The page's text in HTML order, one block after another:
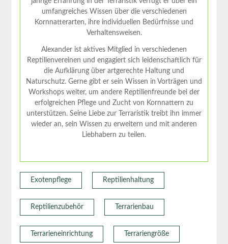
umfangreiches Wissen über die verschiedenen
Kornnatterarten, ihre individuellen Bedürfnisse und
Verhaltensweisen.
Alexander ist aktives Mitglied in verschiedenen
Reptilienvereinen und engagiert sich leidenschaftlich für
die Aufklärung über artgerechte Haltung und
Naturschutz. Gerne gibt er sein Wissen in Vorträgen und
Workshops weiter, um andere Reptilienfreunde bei der
erfolgreichen Pflege und Zucht von Kornnattern zu
unterstützen. Seine Liebe zur Terraristik treibt ihn immer
wieder an, sein Wissen zu erweitern und mit anderen
Liebhabern zu teilen.
Exotenpflege Reptilienhaltung
Reptilienzubehör Terrarienbau
Terrarieneinrichtung Terrariengröße